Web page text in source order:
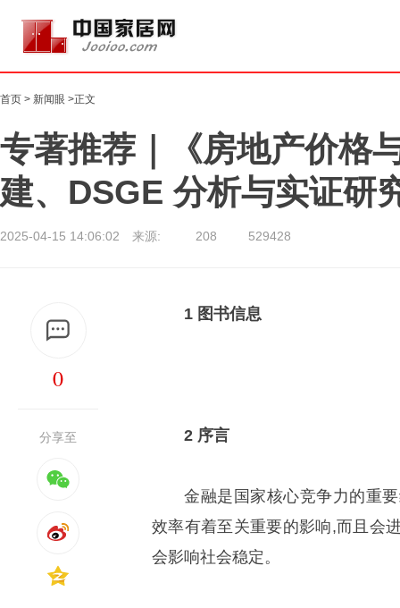
首页 > 新闻眼 >正文
专著推荐｜《房地产价格
建、DSGE 分析与实证研
2025-04-15 14:06:02 来源: 208 529428
0
分享至
1 图书信息
2 序言
金融是国家核心竞争力的重
效率有着至关重要的影响,而且会
会影响社会稳定。